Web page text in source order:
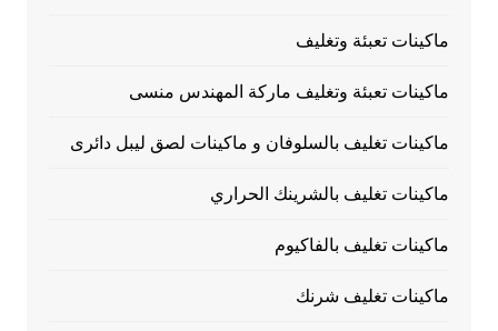
ماكينات تعبئة وتغليف
ماكينات تعبئة وتغليف ماركة المهندس منسى
ماكينات تغليف بالسلوفان و ماكينات لصق ليبل دائرى
ماكينات تغليف بالشرينك الحراري
ماكينات تغليف بالفاكيوم
ماكينات تغليف شرنك